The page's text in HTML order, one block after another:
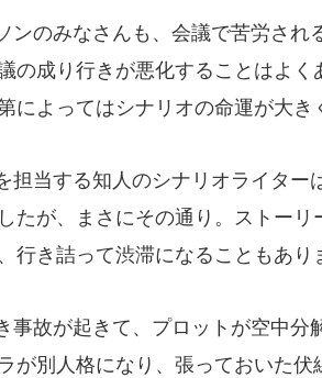
ンのみなさんも、会議で苦労され
の成り行きが悪化することはよ
によってはシナリオの命運が大き
担当する知人のシナリオライター
たが、まさにその通り。ストー
行き詰って渋滞になることもあり
事故が起きて、プロットが空中分
が別人格になり、張っておいた伏